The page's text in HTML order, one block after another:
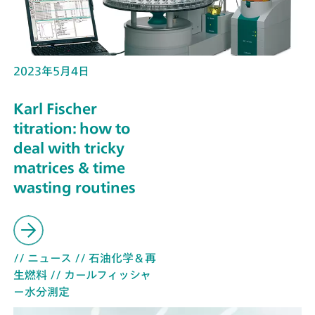
2023年5月4日
Karl Fischer
titration: how to
deal with tricky
matrices & time
wasting routines
// ニュース // 石油化学＆再
生燃料 // カールフィッシャ
ー水分測定